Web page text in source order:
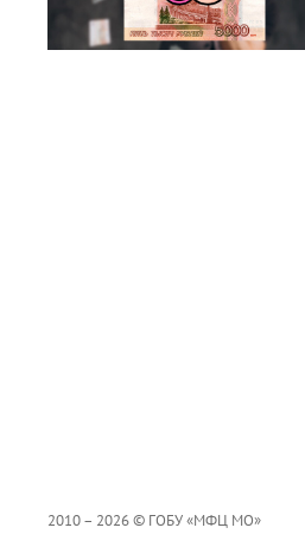
2010 – 2026 © ГОБУ «МФЦ МО»